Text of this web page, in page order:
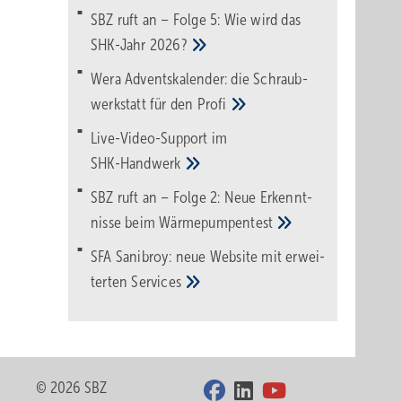
SBZ ruft an – Folge 5: Wie wird das
SHK-Jahr 2026?
Wera Adventskalender: die Schraub­
werk­statt für den Pro­fi
Live-Video-Support im
SHK-Handwerk
SBZ ruft an – Folge 2: Neue Erkennt­
nisse beimWärme­pumpen­test
SFA Sanibroy: neue Web­site mit erwei­
tertenServices
© 2026 SBZ